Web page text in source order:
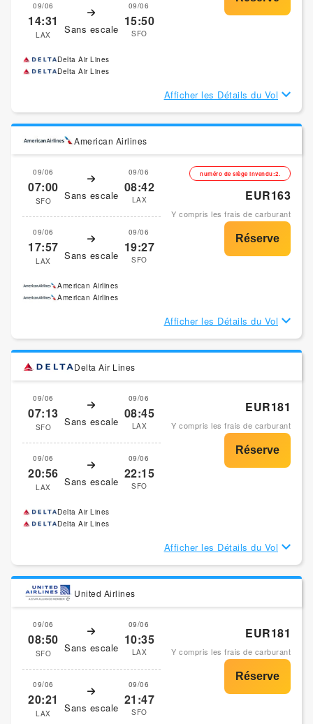
09/06
14:31
LAX Sans escale
09/06
15:50
SFO
Delta Air Lines
Delta Air Lines
Afficher les Détails du Vol
American Airlines
09/06
07:00
SFO Sans escale
09/06
08:42
LAX
09/06
17:57
LAX Sans escale
09/06
19:27
SFO
numéro de siège invendu:2.
EUR163
Y compris les frais de carburant
American Airlines
American Airlines
Afficher les Détails du Vol
Delta Air Lines
09/06
07:13
SFO Sans escale
09/06
08:45
LAX
09/06
20:56
LAX Sans escale
09/06
22:15
SFO
EUR181
Y compris les frais de carburant
Delta Air Lines
Delta Air Lines
Afficher les Détails du Vol
United Airlines
09/06
08:50
SFO Sans escale
09/06
10:35
LAX
09/06
20:21
LAX Sans escale
09/06
21:47
SFO
EUR181
Y compris les frais de carburant